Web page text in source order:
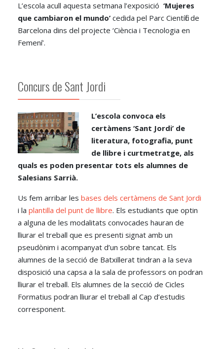
L’escola acull aquesta setmana l’exposició ‘Mujeres
que cambiaron el mundo’ cedida pel Parc Científic de
Barcelona dins del projecte ‘Ciència i Tecnologia en
Femení’.
Concurs de Sant Jordi
L’escola convoca els
certàmens ‘Sant Jordi’ de
literatura, fotografia, punt
de llibre i curtmetratge, als
quals es poden presentar tots els alumnes de
Salesians Sarrià.
Us fem arribar les bases dels certàmens de Sant Jordi
i la plantilla del punt de llibre. Els estudiants que optin
a alguna de les modalitats convocades hauran de
lliurar el treball que es presenti signat amb un
pseudònim i acompanyat d’un sobre tancat. Els
alumnes de la secció de Batxillerat tindran a la seva
disposició una capsa a la sala de professors on podran
lliurar el treball. Els alumnes de la secció de Cicles
Formatius podran lliurar el treball al Cap d’estudis
corresponent.